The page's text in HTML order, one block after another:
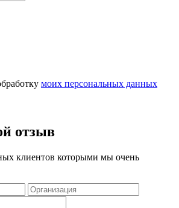
моих персональных данных
отзыв
клиентов которыми мы очень